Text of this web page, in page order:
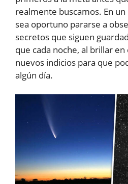
realmente buscamos. En
sea oportuno pararse a
secretos que siguen
que cada noche, al brillar
nuevos indicios para que
algún día.